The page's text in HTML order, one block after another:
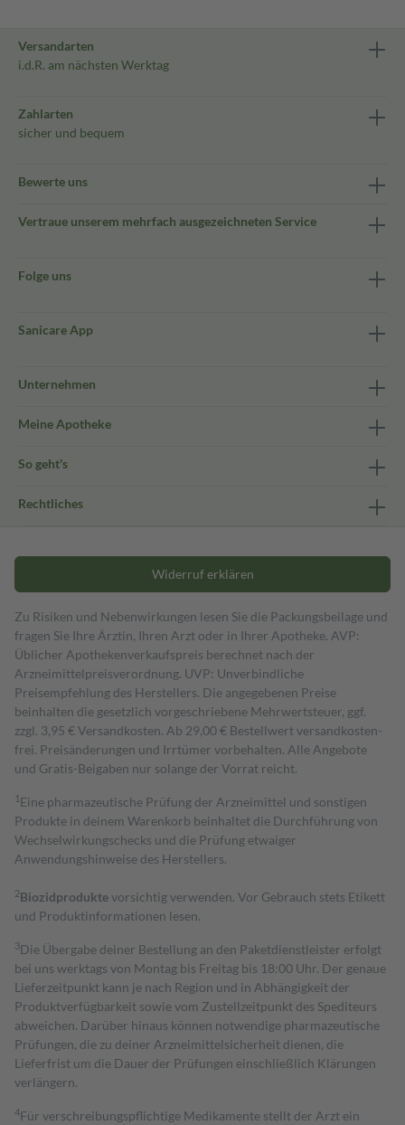
Versandarten
i.d.R. am nächsten Werktag
Zahlarten
sicher und bequem
Bewerte uns
Vertraue unserem mehrfach ausgezeichneten Service
Folge uns
Sanicare App
Unternehmen
Meine Apotheke
So geht's
Rechtliches
Widerruf erklären
Zu Risiken und Nebenwirkungen lesen Sie die Packungsbeilage und
fragen Sie Ihre Ärztin, Ihren Arzt oder in Ihrer Apotheke. AVP:
Üblicher Apothekenverkaufspreis berechnet nach der
Arzneimittelpreisverordnung. UVP: Unverbindliche
Preisempfehlung des Herstellers. Die angegebenen Preise
beinhalten die gesetzlich vorgeschriebene Mehrwertsteuer, ggf.
zzgl. 3,95 € Versandkosten. Ab 29,00 € Bestell­wert versand­kosten­
frei. Preisänderungen und Irrtümer vorbehalten. Alle Angebote
und Gratis-Beigaben nur solange der Vorrat reicht.
1 Eine pharmazeutische Prüfung der Arzneimittel und sonstigen
Produkte in deinem Warenkorb beinhaltet die Durchführung von
Wechselwirkungschecks und die Prüfung etwaiger
Anwendungshinweise des Herstellers.
2Biozidproduktevorsichtig verwenden. Vor Gebrauch stets Etikett
und Produktinformationen lesen.
3Die Übergabe deiner Bestellung an den Paketdienstleister erfolgt
bei uns werktags von Montag bis Freitag bis 18:00 Uhr. Der genaue
Lieferzeitpunkt kann je nach Region und in Abhängigkeit der
Produktverfügbarkeit sowie vom Zustellzeitpunkt des Spediteurs
abweichen. Darüber hinaus können notwendige pharmazeutische
Prüfungen, die zu deiner Arzneimittelsicherheit dienen, die
Lieferfrist um die Dauer der Prüfungen einschließlich Klärungen
verlängern.
4Für verschreibungspflichtige Medikamente stellt der Arzt ein